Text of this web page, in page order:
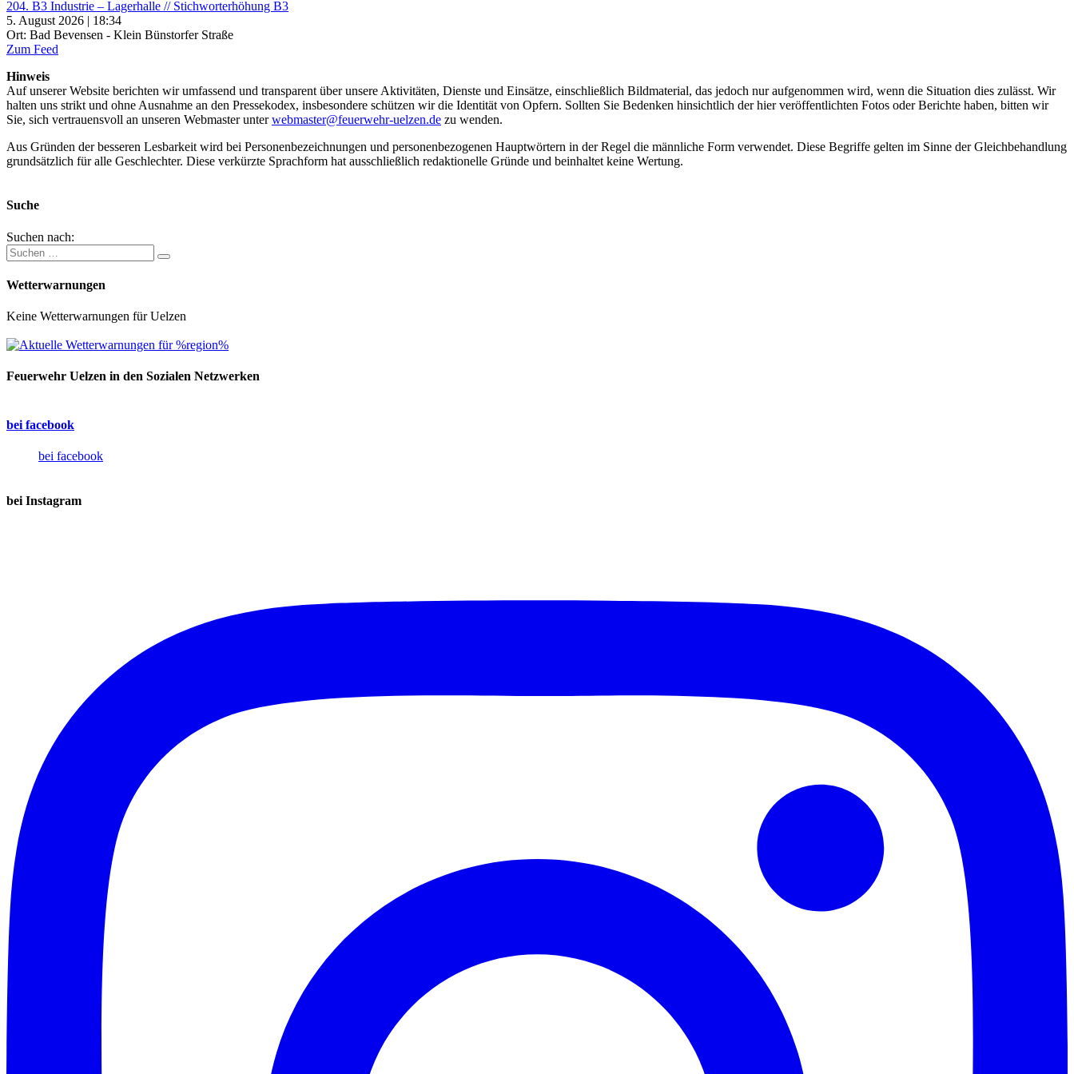
204. B3 Industrie – Lagerhalle // Stichworterhöhung B3
5. August 2026 | 18:34
Ort: Bad Bevensen - Klein Bünstorfer Straße
Zum Feed
Hinweis
Auf unserer Website berichten wir umfassend und transparent über unsere Aktivitäten, Dienste und Einsätze, einschließlich Bildmaterial, das jedoch nur aufgenommen wird, wenn die Situation dies zulässt. Wir
halten uns strikt und ohne Ausnahme an den Pressekodex, insbesondere schützen wir die Identität von Opfern. Sollten Sie Bedenken hinsichtlich der hier veröffentlichten Fotos oder Berichte haben, bitten wir
Sie, sich vertrauensvoll an unseren Webmaster unterwebmaster@feuerwehr-uelzen.de zu wenden.
Aus Gründen der besseren Lesbarkeit wird bei Personenbezeichnungen und personenbezogenen Hauptwörtern in der Regel die männliche Form verwendet. Diese Begriffe gelten im Sinne der Gleichbehandlung
grundsätzlich für alle Geschlechter. Diese verkürzte Sprachform hat ausschließlich redaktionelle Gründe und beinhaltet keine Wertung.
Suche
Suchen nach:
Wetterwarnungen
Keine Wetterwarnungen für Uelzen
Feuerwehr Uelzen in den Sozialen Netzwerken
bei facebook
bei facebook
bei Instagram